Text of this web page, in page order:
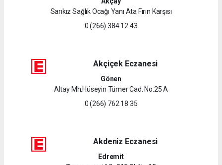
Sarıkız Sağlık Ocağı Yanı Ata Fırın Karşısı
0 (266) 384 12 43
Akçiçek Eczanesi
Gönen
Altay Mh.Hüseyin Tümer Cad. No:25 A
0 (266) 762 18 35
Akdeniz Eczanesi
Edremit